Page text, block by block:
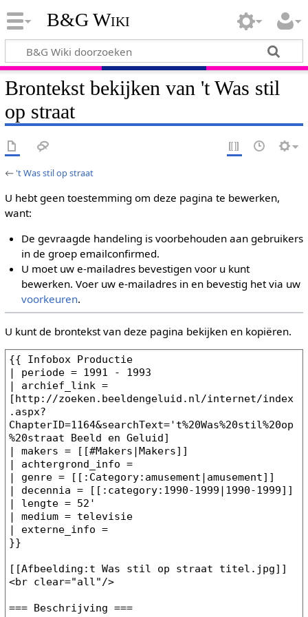
B&G Wiki
Brontekst bekijken van 't Was stil
op straat
←'t Was stil op straat
U hebt geen toestemming om deze pagina te bewerken,
want:
De gevraagde handeling is voorbehouden aan gebruikers
in de groep emailconfirmed.
U moet uw e-mailadres bevestigen voor u kunt
bewerken. Voer uw e-mailadres in en bevestig het via uw
voorkeuren.
U kunt de brontekst van deze pagina bekijken en kopiëren.